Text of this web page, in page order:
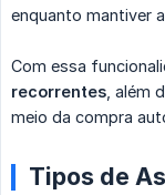
enquanto mantiver
Com essa
recorrentes , além
meio da compra
Tipos de